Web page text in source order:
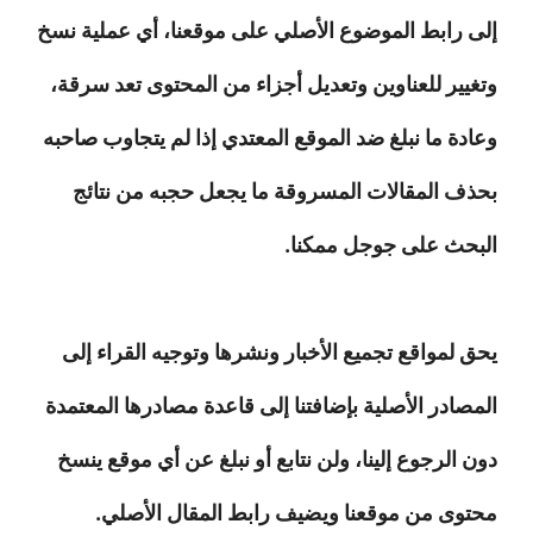
إلى رابط الموضوع الأصلي على موقعنا، أي عملية نسخ
وتغيير للعناوين وتعديل أجزاء من المحتوى تعد سرقة،
وعادة ما نبلغ ضد الموقع المعتدي إذا لم يتجاوب صاحبه
بحذف المقالات المسروقة ما يجعل حجبه من نتائج
البحث على جوجل ممكنا.
يحق لمواقع تجميع الأخبار ونشرها وتوجيه القراء إلى
المصادر الأصلية بإضافتنا إلى قاعدة مصادرها المعتمدة
دون الرجوع إلينا، ولن نتابع أو نبلغ عن أي موقع ينسخ
محتوى من موقعنا ويضيف رابط المقال الأصلي.